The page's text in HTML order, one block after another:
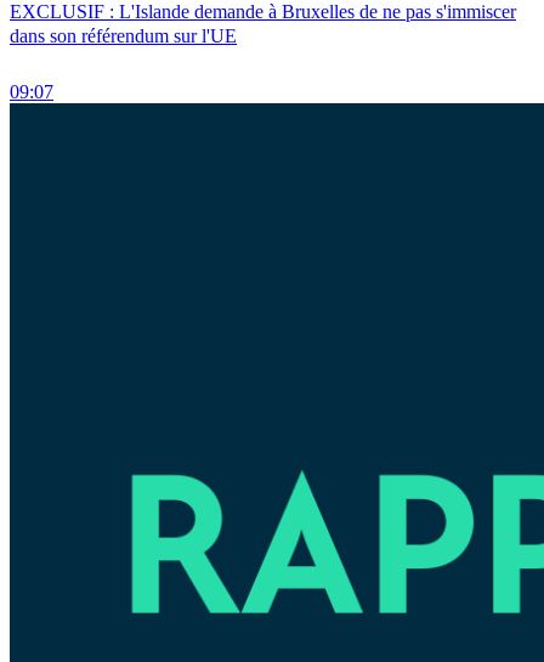
EXCLUSIF : L'Islande demande à Bruxelles de ne pas s'immiscer
dans son référendum sur l'UE
09:07